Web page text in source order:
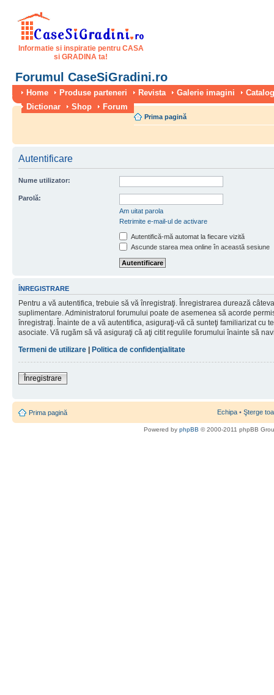
Informatie si inspiratie pentru CASA
si GRADINA ta!
Forumul CaseSiGradini.ro
Home Produse parteneri Revista Galerie imagini
Dictionar
Shop Forum
Prima pagină
Autentificare
Nume utilizator:
Parolă:
Am uitat parola
Retrimite e-mail-ul de activare
Autentifică-mă automat la fiecare vizită
Ascunde starea mea online în această sesiune
ÎNREGISTRARE
Pentru a vă autentifica, trebuie să vă înregistraţi. Înregistrarea durează
suplimentare. Administratorul forumului poate de asemenea să acorde
înregistraţi. Înainte de a vă autentifica, asiguraţi-vă că sunteţi familiarizat cu
asociate. Vă rugăm să vă asiguraţi că aţi citit regulile forumului înainte să
Termeni de utilizare | Politica de confidenţialitate
Înregistrare
Prima pagină Echipa • Şterge
Powered by phpBB © 2000-2011 phpBB